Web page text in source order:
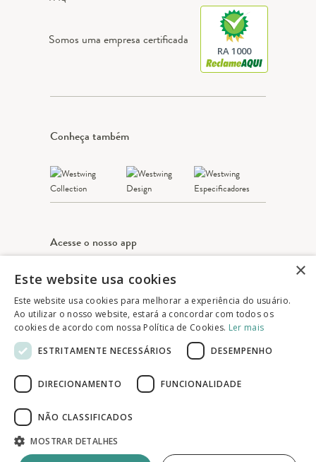
Somos uma empresa certificada
RA 1000
Conheça também
Acesse o nosso app
Apple Store Google play
© 2025 Westwing Comércio Varejista S.A
WESTWING COMÉRCIO VAREJISTA S.A
CNPJ: 14.776.142/0001-50
Endereço: Av. Queiroz Filho, 1700 - Torre A
×
Este website usa cookies
Este website usa cookies para melhorar a experiência do usuário.
Ao utilizar o nosso website, estará a concordar com todos os
cookies de acordo com nossa Política de Cookies. Ler mais
ESTRITAMENTE NECESSÁRIOS
DESEMPENHO
DIRECIONAMENTO FUNCIONALIDADE
NÃO CLASSIFICADOS
MOSTRAR DETALHES